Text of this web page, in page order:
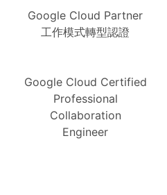
Google Cloud Partner
工作模式轉型認證
Google Cloud Certified
Professional
Collaboration
Engineer